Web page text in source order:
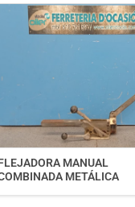
MANUAL
METÁLICA